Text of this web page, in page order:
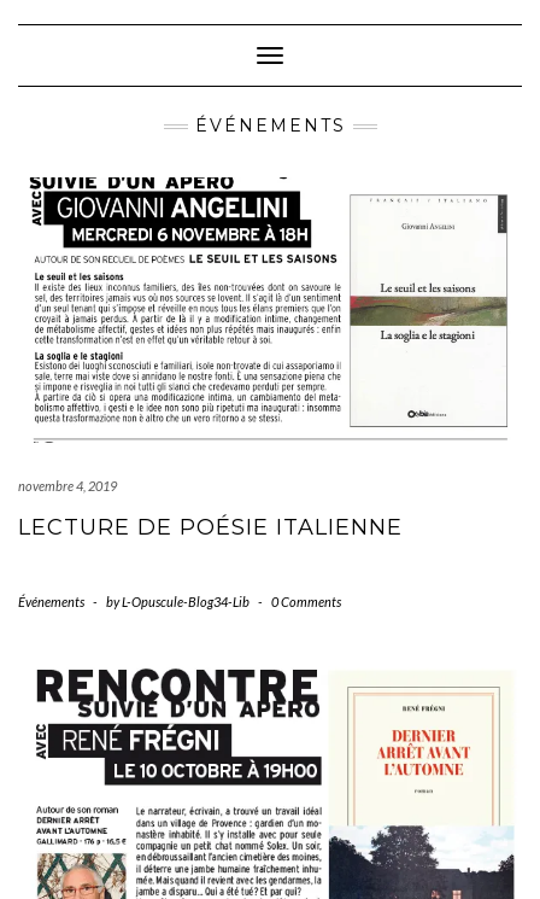
Toggle Navigation
ÉVÉNEMENTS
novembre 4, 2019
LECTURE DE POÉSIE ITALIENNE
Événements - byL-Opuscule-Blog34-Lib - 0 Comments